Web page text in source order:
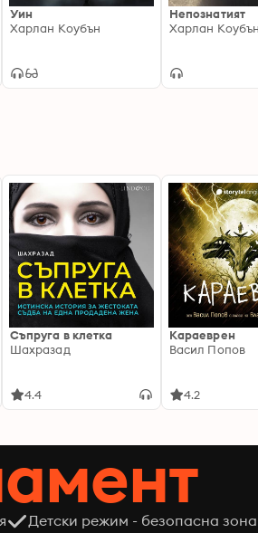
Уин
Харлан Коубън
Непознатият
Харлан Коубън
Съпруга в клетка
Шахразад
4.4
Караеврен
Васил Попов
4.2
Детски режим - безопасна